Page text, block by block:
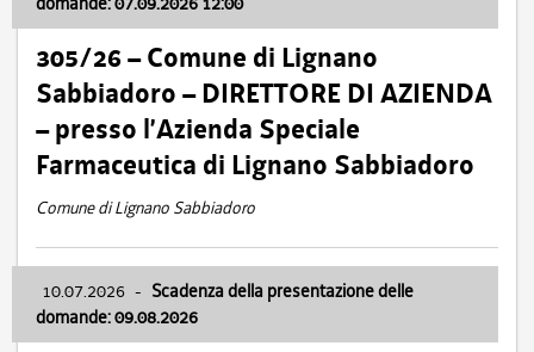
305/26 – Comune di Lignano
Sabbiadoro – DIRETTORE DI AZIENDA
– presso l’Azienda Speciale
Farmaceutica di Lignano Sabbiadoro
Comune di Lignano Sabbiadoro
10.07.2026 - Scadenza della presentazione delle
domande: 09.08.2026